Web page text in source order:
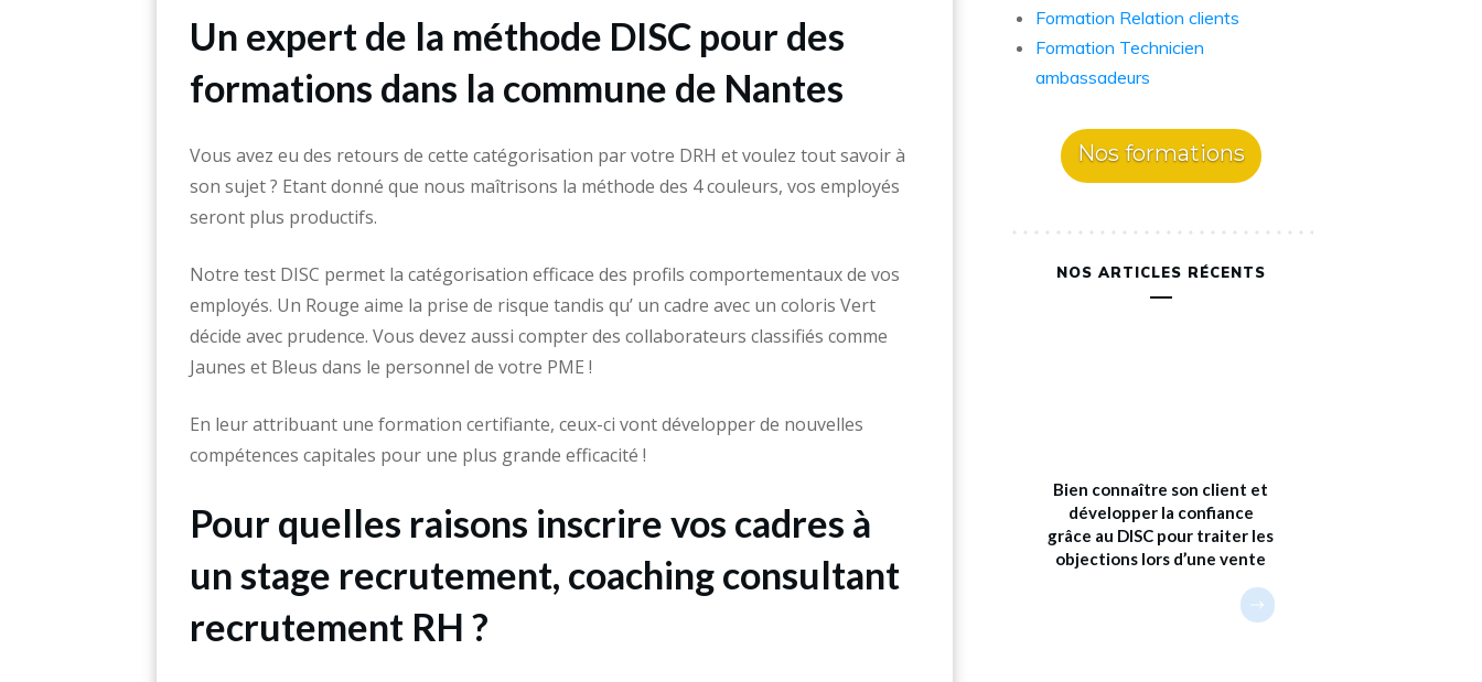
Un expert de la méthode DISC pour des
formations dans la commune de Nantes
Vous avez eu des retours de cette catégorisation par votre DRH et voulez tout savoir à
son sujet ? Etant donné que nous maîtrisons la méthode des 4 couleurs, vos employés
seront plus productifs.
Notre test DISC permet la catégorisation efficace des profils comportementaux de vos
employés. Un Rouge aime la prise de risque tandis qu’ un cadre avec un coloris Vert
décide avec prudence. Vous devez aussi compter des collaborateurs classifiés comme
Jaunes et Bleus dans le personnel de votre PME !
En leur attribuant une formation certifiante, ceux-ci vont développer de nouvelles
compétences capitales pour une plus grande efficacité !
Pour quelles raisons inscrire vos cadres à
un stage recrutement, coaching consultant
recrutement RH ?
Formation Relation clients
Formation Technicien
ambassadeurs
Nos formations
NOS ARTICLES RÉCENTS
Bien connaître son client et
développer la confiance
grâce au DISC pour traiter les
objections lors d’une vente